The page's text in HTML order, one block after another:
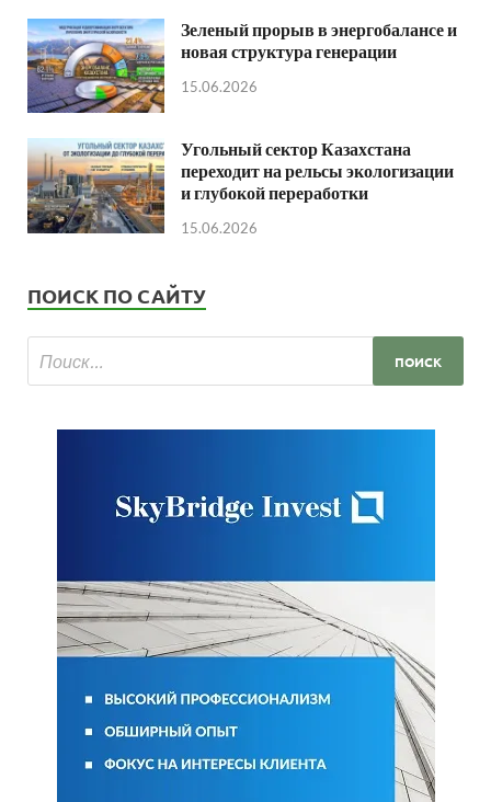
Зеленый прорыв в энергобалансе и
новая структура генерации
15.06.2026
Угольный сектор Казахстана
переходит на рельсы экологизации
и глубокой переработки
15.06.2026
ПОИСК ПО САЙТУ